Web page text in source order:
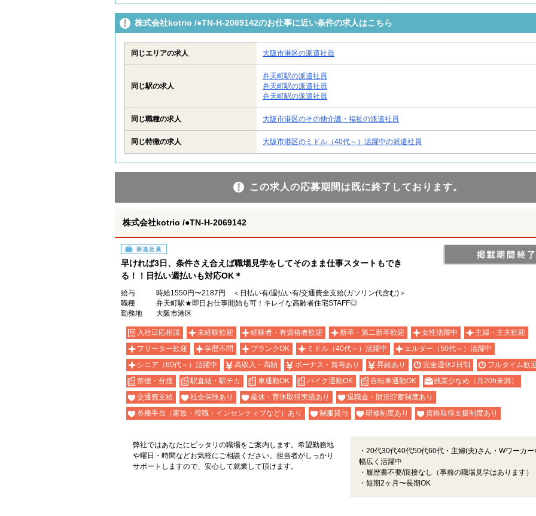
株式会社kotrio /●TN-H-2069142のお仕事に近い条件の求人はこちら
同じエリアの求人 大阪市港区の派遣社員
同じ駅の求人
弁天町駅の派遣社員
弁天町駅の派遣社員
弁天町駅の派遣社員
同じ職種の求人 大阪市港区のその他介護・福祉の派遣社員
同じ特徴の求人 大阪市港区のミドル（40代～）活躍中の派遣社員
この求人の応募期間は既に終了しております。
株式会社kotrio /●TN-H-2069142
派遣社員
早ければ3日、条件さえ合えば職場見学をしてそのまま仕事スタートもでき
る！！日払い週払いも対応OK＊
給与
時給1550円〜2187円 ＜日払い有/週払い有/交通費全支給(ガソリン代含む)＞
職種
弁天町駅★即日お仕事開始も可！キレイな高齢者住宅STAFF◎
勤務地
大阪市港区
入社日応相談 未経験歓迎 経験者・有資格者歓迎 新卒・第二新卒歓迎 女性活躍中
主婦・主夫歓迎
フリーター歓迎
学歴不問 ブランクOK ミドル（40代～）活躍中
エルダー（50代～）活躍中
シニア（60代～）活躍中
高収入・高額 ボーナス・賞与あり 昇給あり 完全週休2日制
フルタイム歓
禁煙・分煙
駅直結・駅チカ 車通勤OK バイク通勤OK 自転車通勤OK
残業少なめ（月20h未満）
交通費支給
社会保険あり 産休・育休取得実績あり
退職金・財形貯蓄制度あり
各種手当（家族・役職・インセンティブなど）あり
制服貸与 研修制度あり 資格取得支援制度あり
弊社ではあなたにピッタリの職場をご案内します。希望勤務地
や曜日・時間などお気軽にご相談ください。担当者がしっかり
サポートしますので、安心して就業して頂けます。
・20代30代40代50代60代・主婦(夫)さん・Wワーカー
幅広く活躍中
・履歴書不要/面接なし（事前の職場見学はあります）
・短期2ヶ月〜長期OK